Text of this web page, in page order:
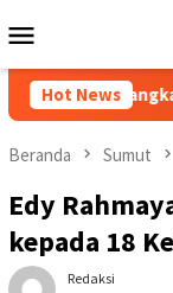
ke
Mobile
Hot News
Diamankan
Beranda Sumut
Edy
kepada 18
Redaksi